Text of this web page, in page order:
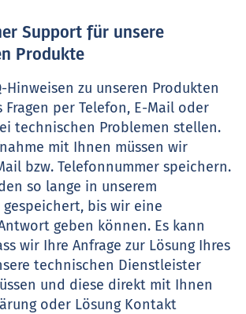
Support für unsere
Produkte
Hinweisen zu unseren Produkten
Fragen per Telefon, E-Mail oder
technischen Problemen stellen.
mit Ihnen müssen wir
bzw. Telefonnummer speichern.
so lange in unserem
bis wir eine
geben können. Es kann
wir Ihre Anfrage zur Lösung Ihres
technischen Dienstleister
und diese direkt mit Ihnen
oder Lösung Kontakt